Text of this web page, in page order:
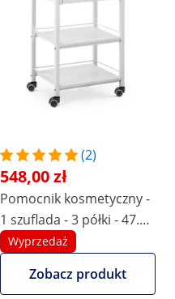
(2)
548,00 zł
Pomocnik kosmetyczny -
1 szuflada - 3 półki - 47.5
x 40 x 85.5 cm
Wyprzedaż
Zobacz produkt